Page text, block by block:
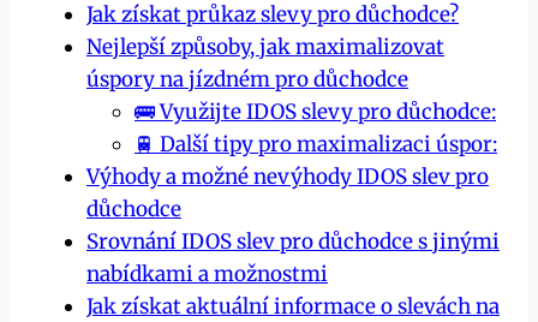
Jak ⁢získat průkaz slevy pro důchodce?
Nejlepší způsoby, jak⁢ maximalizovat
úspory⁣ na jízdném pro důchodce
🚌 Využijte IDOS slevy pro důchodce:
🚆 Další tipy pro maximalizaci úspor:
Výhody‌ a⁤ možné nevýhody IDOS ⁢slev​ pro
důchodce
Srovnání IDOS slev pro důchodce s⁤ jinými
nabídkami a možnostmi
Jak získat⁤ aktuální informace o slevách ​na